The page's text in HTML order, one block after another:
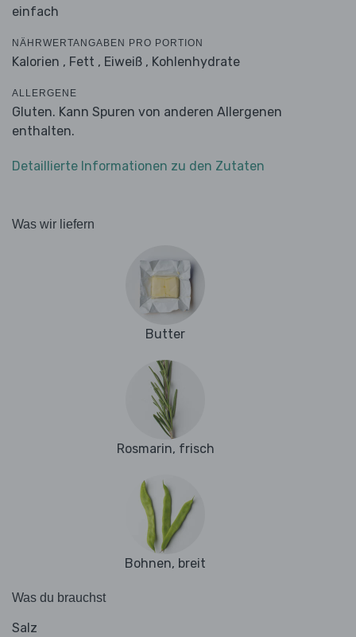
einfach
NÄHRWERTANGABEN PRO PORTION
Kalorien , Fett , Eiweiß , Kohlenhydrate
ALLERGENE
Gluten. Kann Spuren von anderen Allergenen
enthalten.
Detaillierte Informationen zu den Zutaten
Was wir liefern
Butter
Rosmarin, frisch
Bohnen, breit
Was du brauchst
Salz